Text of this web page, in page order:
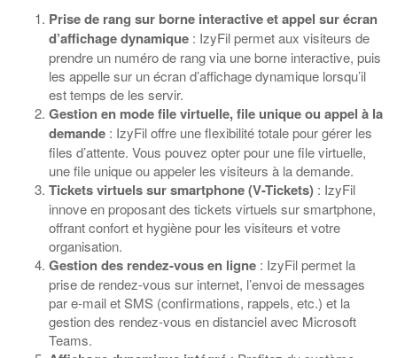
Prise de rang sur borne interactive et appel sur écran
d’affichage dynamique : IzyFil permet aux visiteurs de
prendre un numéro de rang via une borne interactive, puis
les appelle sur un écran d’affichage dynamique lorsqu’il
est temps de les servir.
Gestion en mode file virtuelle, file unique ou appel à la
demande : IzyFil offre une flexibilité totale pour gérer les
files d’attente. Vous pouvez opter pour une file virtuelle,
une file unique ou appeler les visiteurs à la demande.
Tickets virtuels sur smartphone (V-Tickets) : IzyFil
innove en proposant des tickets virtuels sur smartphone,
offrant confort et hygiène pour les visiteurs et votre
organisation.
Gestion des rendez-vous en ligne : IzyFil permet la
prise de rendez-vous sur internet, l’envoi de messages
par e-mail et SMS (confirmations, rappels, etc.) et la
gestion des rendez-vous en distanciel avec Microsoft
Teams.